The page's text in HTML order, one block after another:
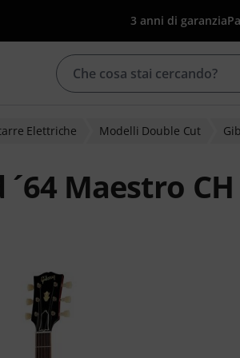
3 anni di garanzia
Elettriche Modelli Double Cut
Maestro CH
dei clienti